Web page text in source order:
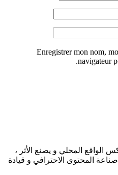
Enregistrer mon nom,
navigateur
المحلي و يصنع الأثر ،
المحتوى الاحترافي و قيادة